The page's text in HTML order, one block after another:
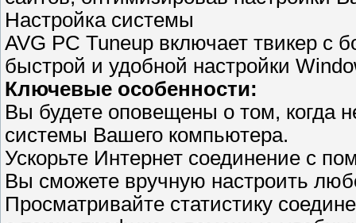
Настройка системы
AVG PC Tuneup включает твикер
быстрой и удобной настройки
Ключевые особенности:
Вы будете оповещены о том, когда
системы Вашего компьютера.
Ускорьте Интернет соединение с
Вы сможете вручную настроить
Просматривайте статистику